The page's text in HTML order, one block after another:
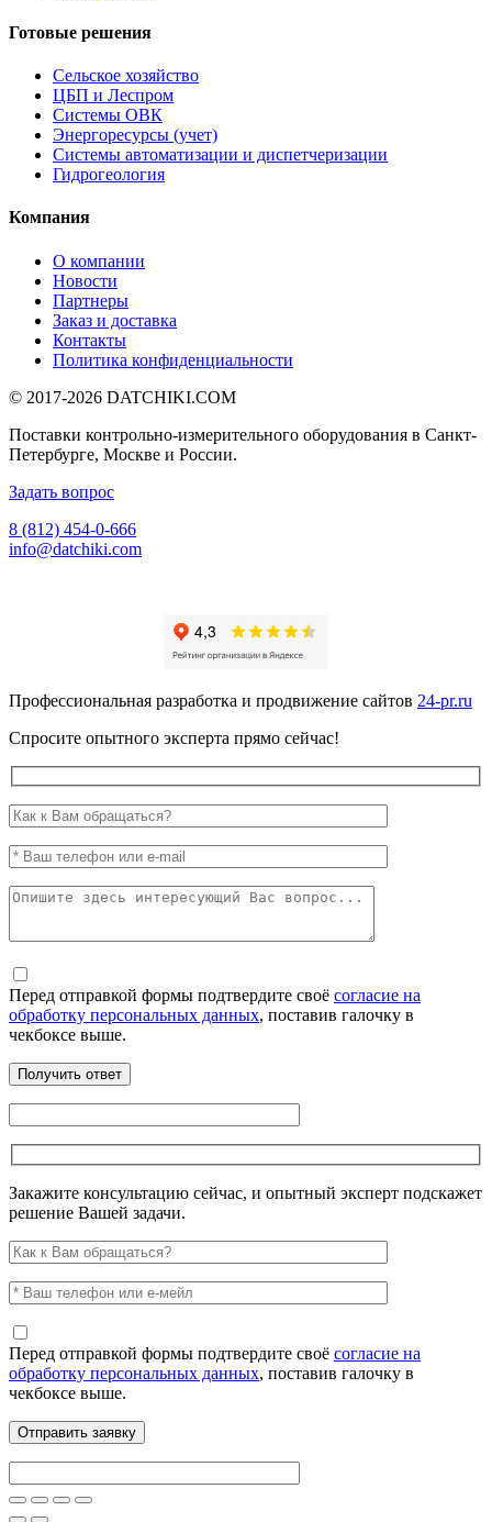
Готовые решения
Сельское хозяйство
ЦБП и Леспром
Системы ОВК
Энергоресурсы (учет)
Системы автоматизации и диспетчеризации
Гидрогеология
Компания
О компании
Новости
Партнеры
Заказ и доставка
Контакты
Политика конфиденциальности
© 2017-2026 DATCHIKI.COM
Поставки контрольно-измерительного оборудования в Санкт-
Петербурге, Москве и России.
Задать вопрос
8 (812) 454-0-666
info@datchiki.com
Профессиональная разработка и продвижение сайтов 24-pr.ru
Спросите опытного эксперта прямо сейчас!
Перед отправкой формы подтвердите своё согласие на
обработку персональных данных, поставив галочку в
чекбоксе выше.
Закажите консультацию сейчас, и опытный эксперт подскажет
решение Вашей задачи.
Перед отправкой формы подтвердите своё согласие на
обработку персональных данных, поставив галочку в
чекбоксе выше.